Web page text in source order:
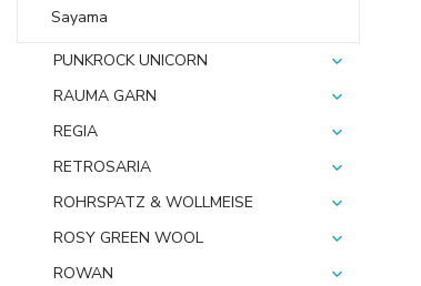
Sayama
PUNKROCK UNICORN
RAUMA GARN
REGIA
RETROSARIA
ROHRSPATZ & WOLLMEISE
ROSY GREEN WOOL
ROWAN